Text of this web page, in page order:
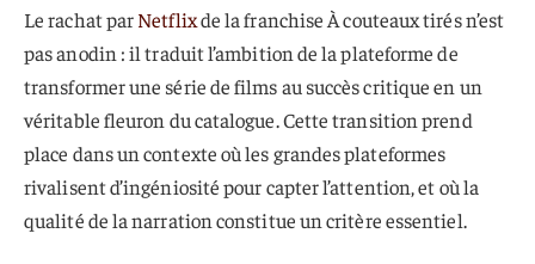
Le rachat parNetflixde la franchise À couteaux tirés n’est
pas anodin : il traduit l’ambition de la plateforme de
transformer une série de films au succès critique en un
véritable fleuron du catalogue. Cette transition prend
place dans un contexte où les grandes plateformes
rivalisent d’ingéniosité pour capter l’attention, et où la
qualité de la narration constitue un critère essentiel.